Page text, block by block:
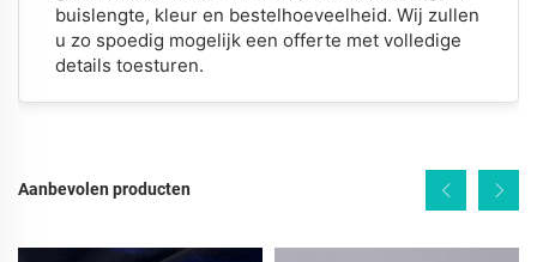
buislengte, kleur en bestelhoeveelheid. Wij zullen
u zo spoedig mogelijk een offerte met volledige
details toesturen.
Aanbevolen producten